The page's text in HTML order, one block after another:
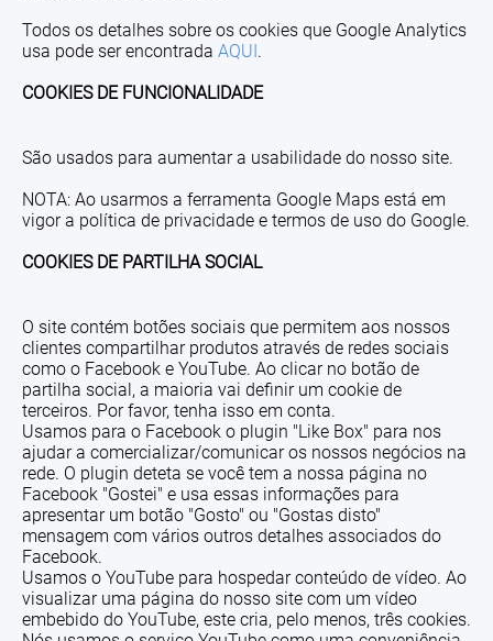
Todos os detalhes sobre os cookies que Google Analytics
usa pode ser encontrada AQUI.
COOKIES DE FUNCIONALIDADE
São usados para aumentar a usabilidade do nosso site.
NOTA: Ao usarmos a ferramenta Google Maps está em
vigor a política de privacidade e termos de uso do Google.
COOKIES DE PARTILHA SOCIAL
O site contém botões sociais que permitem aos nossos
clientes compartilhar produtos através de redes sociais
como o Facebook e YouTube. Ao clicar no botão de
partilha social, a maioria vai definir um cookie de
terceiros. Por favor, tenha isso em conta.
Usamos para o Facebook o plugin "Like Box" para nos
ajudar a comercializar/comunicar os nossos negócios na
rede. O plugin deteta se você tem a nossa página no
Facebook "Gostei" e usa essas informações para
apresentar um botão "Gosto" ou "Gostas disto"
mensagem com vários outros detalhes associados do
Facebook.
Usamos o YouTube para hospedar conteúdo de vídeo. Ao
visualizar uma página do nosso site com um vídeo
embebido do YouTube, este cria, pelo menos, três cookies.